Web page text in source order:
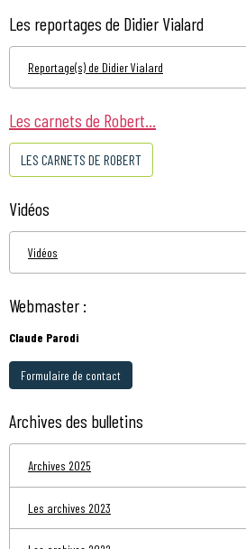
Les reportages de Didier Vialard
Reportage(s) de Didier Vialard
Les carnets de Robert...
LES CARNETS DE ROBERT
Vidéos
Vidéos
Webmaster :
Claude Parodi
Formulaire de contact
Archives des bulletins
Archives 2025
Les archives 2023